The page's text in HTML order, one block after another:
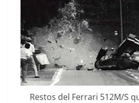
Restos del Ferrari 512M/S